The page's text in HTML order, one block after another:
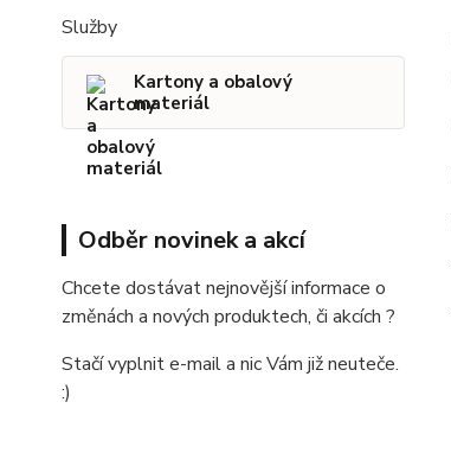
Služby
Kartony a obalový
materiál
Odběr novinek a akcí
Chcete dostávat nejnovější informace o
změnách a nových produktech, či akcích ?
Stačí vyplnit e-mail a nic Vám již neuteče.
:)